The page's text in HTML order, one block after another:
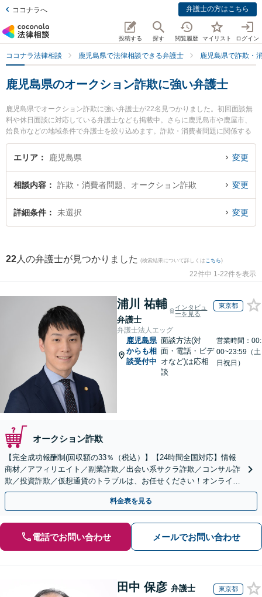
ココナラへ 弁護士の方はこちら
投稿する 探す 閲覧履歴 マイリスト ログイン
ココナラ法律相談 鹿児島県で法律相談できる弁護士 鹿児島県で詐欺・
鹿児島県のオークション詐欺に強い弁護士
鹿児島県でオークション詐欺に強い弁護士が22名見つかりました。初回面談無
料や休日面談に対応している弁護士なども掲載中。さらに鹿児島市や鹿屋市、
姶良市などの地域条件で弁護士を絞り込めます。詐欺・消費者問題に関係する
投資詐欺や副業詐欺、FX詐欺等の細かな分野での絞り込み検索もでき便利で
す。特に樋口法律事務所の樋口 翔馬弁護士や堂薗法律事務所の堂薗 広弁護士、
したオークション詐欺のトラブルを今すぐに弁護士に相談したい』『オークシ
ョン詐欺のトラブル解決の実績豊富な近くの弁護士を検索したい』『初回相談
無料でオークション詐欺を法律相談できる鹿児島県内の弁護士に相談予約した
エリア 鹿児島県 変更
相談内容 詐欺・消費者問題、オークション詐欺 変更
詳細条件 未選択 変更
22 人の弁護士が見つかりました (検索結果について詳しくは こちら)
22件中 1-22件を表示
浦川 祐輔
弁護士
インタビュ
ーを見る
東京都
弁護士法人エッグ
鹿児島県
からも相
談受付中
面談方法(対
面・電話・ビデ
オなど)は応相
談
営業時間：00:
00~23:59（土
日祝日）
オークション詐欺
【完全成功報酬制(回収額の33％（税込）】【24時間全国対応】情報
商材／アフィリエイト／副業詐欺／出会い系サクラ詐欺／コンサル詐
欺／投資詐欺／仮想通貨のトラブルは、お任せください！オンライン
のみで解決も可能！
料金表を見る
電話でお問い合わせ メールでお問い合わせ
田中 保彦 弁護士 東京都